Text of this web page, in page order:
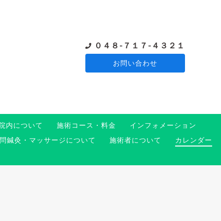
０４８-７１７-４３２１
お問い合わせ
内について 施術コース・料金
インフォメーション
問鍼灸・マッサージについて 施術者について
カレンダー